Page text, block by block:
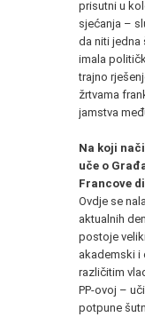
prisutni u
sjećanja –
da niti jedna
imala
trajno
žrtvama
jamstva
Na koji
uče o
Francove
Ovdje se
aktualnih
postoje
akademski i
različitim
PP-ovoj –
potpune